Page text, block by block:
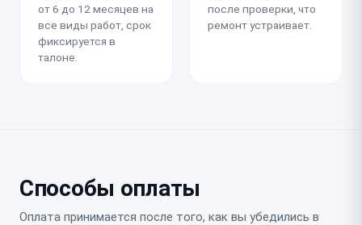
от 6 до 12 месяцев на
все виды работ, срок
фиксируется в
талоне.
после проверки, что
ремонт устраивает.
Способы оплаты
Оплата принимается после того, как вы убедились в